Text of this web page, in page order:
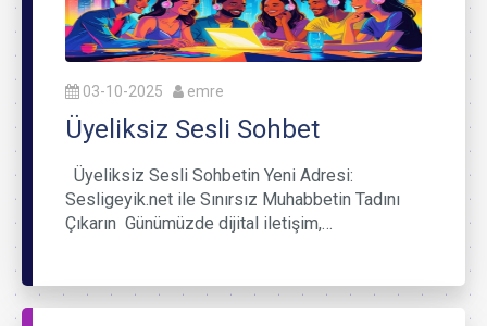
03-10-2025 emre
Üyeliksiz Sesli Sohbet
Üyeliksiz Sesli Sohbetin Yeni Adresi:
Sesligeyik.net ile Sınırsız Muhabbetin Tadını
Çıkarın Günümüzde dijital iletişim,…